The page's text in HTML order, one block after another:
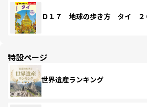
Ｄ１７ 地球の歩き方 タイ ２
特設ページ
世界遺産ランキング